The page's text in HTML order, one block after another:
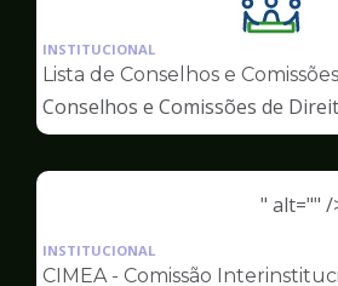
da
pagina
de
INSTITUCIONAL
Lista de Conselhos e Comissões
Conselhos e Comissões de
" alt="" /
pagina
INSTITUCIONAL
CIMEA - Comissão